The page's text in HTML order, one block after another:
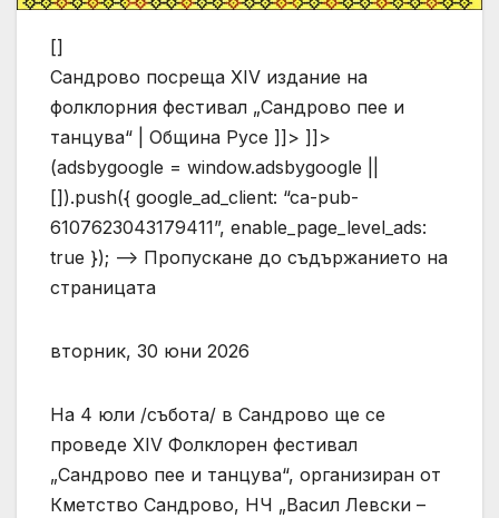
[]
Сандрово посреща XIV издание на
фолклорния фестивал „Сандрово пее и
танцува“ | Община Русе ]]> ]]>
(adsbygoogle = window.adsbygoogle ||
[]).push({ google_ad_client: “ca-pub-
6107623043179411”, enable_page_level_ads:
true }); –> Пропускане до съдържанието на
страницата
вторник, 30 юни 2026
На 4 юли /събота/ в Сандрово ще се
проведе XIV Фолклорен фестивал
„Сандрово пее и танцува“, организиран от
Кметство Сандрово, НЧ „Васил Левски –